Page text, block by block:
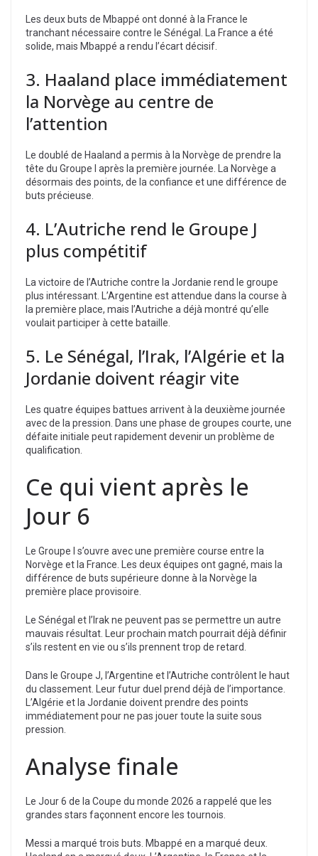
Les deux buts de Mbappé ont donné à la France le
tranchant nécessaire contre le Sénégal. La France a été
solide, mais Mbappé a rendu l’écart décisif.
3. Haaland place immédiatement
la Norvège au centre de
l’attention
Le doublé de Haaland a permis à la Norvège de prendre la
tête du Groupe I après la première journée. La Norvège a
désormais des points, de la confiance et une différence de
buts précieuse.
4. L’Autriche rend le Groupe J
plus compétitif
La victoire de l’Autriche contre la Jordanie rend le groupe
plus intéressant. L’Argentine est attendue dans la course à
la première place, mais l’Autriche a déjà montré qu’elle
voulait participer à cette bataille.
5. Le Sénégal, l’Irak, l’Algérie et la
Jordanie doivent réagir vite
Les quatre équipes battues arrivent à la deuxième journée
avec de la pression. Dans une phase de groupes courte, une
défaite initiale peut rapidement devenir un problème de
qualification.
Ce qui vient après le
Jour 6
Le Groupe I s’ouvre avec une première course entre la
Norvège et la France. Les deux équipes ont gagné, mais la
différence de buts supérieure donne à la Norvège la
première place provisoire.
Le Sénégal et l’Irak ne peuvent pas se permettre un autre
mauvais résultat. Leur prochain match pourrait déjà définir
s’ils restent en vie ou s’ils prennent trop de retard.
Dans le Groupe J, l’Argentine et l’Autriche contrôlent le haut
du classement. Leur futur duel prend déjà de l’importance.
L’Algérie et la Jordanie doivent prendre des points
immédiatement pour ne pas jouer toute la suite sous
pression.
Analyse finale
Le Jour 6 de la Coupe du monde 2026 a rappelé que les
grandes stars façonnent encore les tournois.
Messi a marqué trois buts. Mbappé en a marqué deux.